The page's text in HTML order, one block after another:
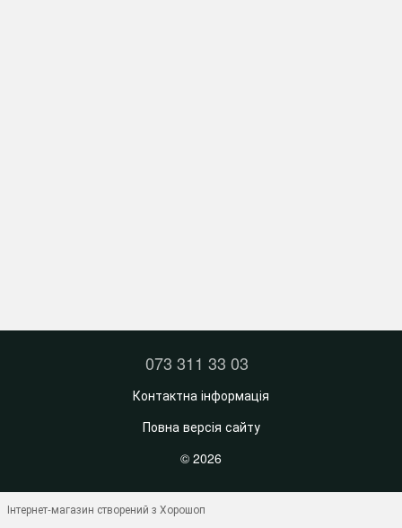
073 311 33 03
Контактна інформація
Повна версія сайту
© 2026
Інтернет-магазин створений з Хорошоп